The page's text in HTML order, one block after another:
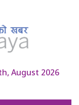
August 2026